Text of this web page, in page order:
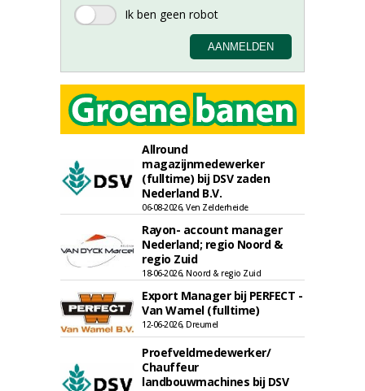
Allround
magazijnmedewerker
(fulltime) bij DSV zaden
Nederland B.V.
06-08-2026, Ven Zelderheide
Rayon- account manager
Nederland; regio Noord &
regio Zuid
18-06-2026, Noord & regio Zuid
Export Manager bij PERFECT -
Van Wamel (fulltime)
12-06-2026, Dreumel
Proefveldmedewerker/
Chauffeur
landbouwmachines bij DSV